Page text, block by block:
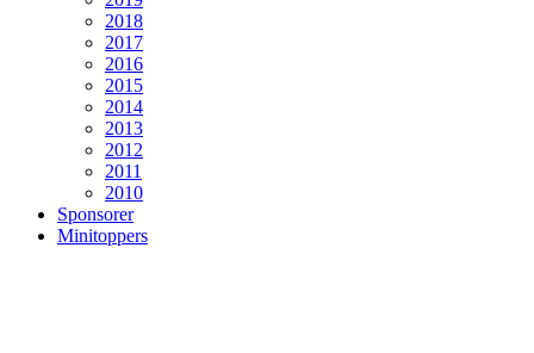
2018
2017
2016
2015
2014
2013
2012
2011
2010
Sponsorer
Minitoppers